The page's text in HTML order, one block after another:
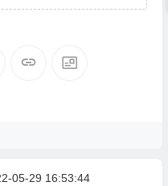
05-29 16:53:44